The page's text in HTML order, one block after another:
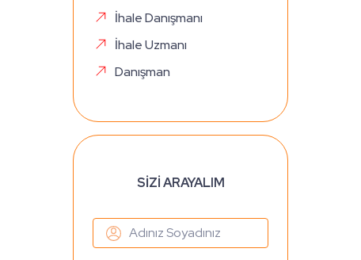
İhale Danışmanı
İhale Uzmanı
Danışman
SİZİ ARAYALIM